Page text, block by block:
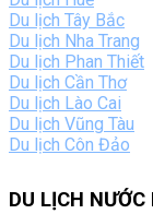
Du lịch Tây Bắc
Du lịch Nha Trang
Du lịch Phan Thiết
Du lịch Cần Thơ
Du lịch Lào Cai
Du lịch Vũng Tàu
Du lịch Côn Đảo
DU LỊCH NƯỚC